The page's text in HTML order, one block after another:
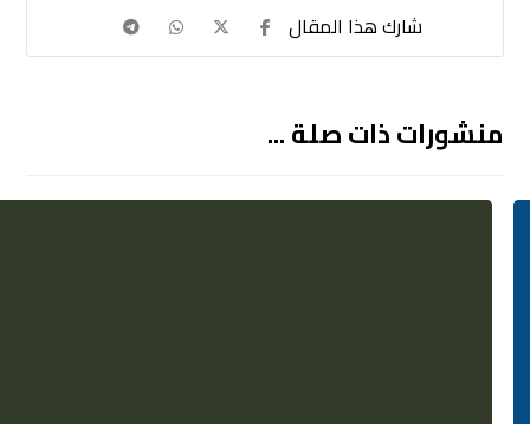
منشورات ذات صلة ...